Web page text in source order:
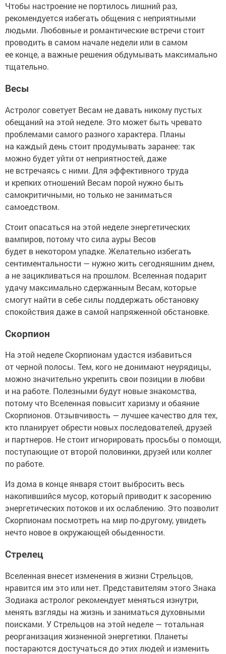
Чтобы настроение не портилось лишний раз,
рекомендуется избегать общения с неприятными
людьми. Любовные и романтические встречи стоит
проводить в самом начале недели или в самом
ее конце, а важные решения обдумывать максимально
тщательно.
Весы
Астролог советует Весам не давать никому пустых
обещаний на этой неделе. Это может быть чревато
проблемами самого разного характера. Планы
на каждый день стоит продумывать заранее: так
можно будет уйти от неприятностей, даже
не встречаясь с ними. Для эффективного труда
и крепких отношений Весам порой нужно быть
самокритичными, но только не заниматься
самоедством.
Стоит опасаться на этой неделе энергетических
вампиров, потому что сила ауры Весов
будет в некотором упадке. Желательно избегать
сентиментальности — нужно жить сегодняшним днем,
а не зацикливаться на прошлом. Вселенная подарит
удачу максимально сдержанным Весам, которые
смогут найти в себе силы поддержать обстановку
спокойствия даже в самой напряженной обстановке.
Скорпион
На этой неделе Скорпионам удастся избавиться
от черной полосы. Тем, кого не донимают неурядицы,
можно значительно укрепить свои позиции в любви
и на работе. Полезными будут новые знакомства,
потому что Вселенная повысит харизму и обаяние
Скорпионов. Отзывчивость — лучшее качество для тех,
кто планирует обрести новых последователей, друзей
и партнеров. Не стоит игнорировать просьбы о помощи,
поступающие от второй половинки, друзей или коллег
по работе.
Из дома в конце января стоит выбросить весь
накопившийся мусор, который приводит к засорению
энергетических потоков и их ослаблению. Это позволит
Скорпионам посмотреть на мир по-другому, увидеть
нечто новое в окружающей обыденности.
Стрелец
Вселенная внесет изменения в жизни Стрельцов,
нравится им это или нет. Представителям этого Знака
Зодиака астролог рекомендует меняться изнутри,
менять взгляды на жизнь и заниматься духовными
поисками. У Стрельцов на этой неделе — тотальная
реорганизация жизненной энергетики. Планеты
постараются достучаться до этих людей и изменить